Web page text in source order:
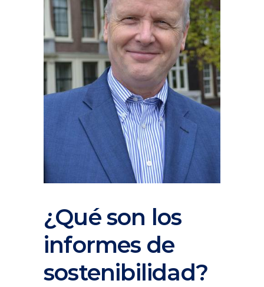
¿Qué son los
informes de
sostenibilidad?